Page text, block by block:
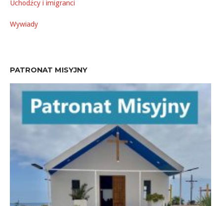
Uchodźcy i imigranci
Wywiady
PATRONAT MISYJNY